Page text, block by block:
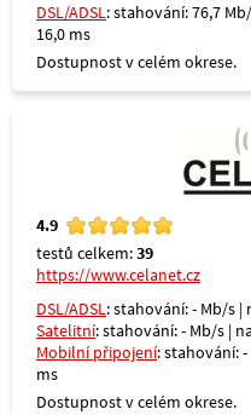
DSL/ADSL: stahování: 76,7
16,0 ms
Dostupnost v celém okrese.
4.9
testů celkem:39
https://www.celanet.cz
DSL/ADSL: stahování: - Mb/s |
Satelitní: stahování: - Mb/s |
Mobilní připojení: stahování:
ms
Dostupnost v celém okrese.